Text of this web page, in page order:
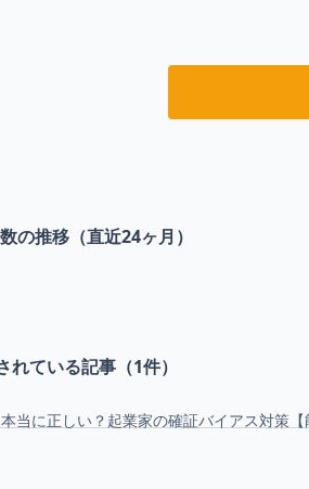
の推移（直近24ヶ月）
れている記事（1件）
当に正しい？起業家の確証バイアス対策